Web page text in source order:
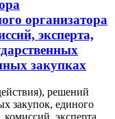
организатора
эксперта,
закупках
решений
закупок, единого
комиссий, эксперта,